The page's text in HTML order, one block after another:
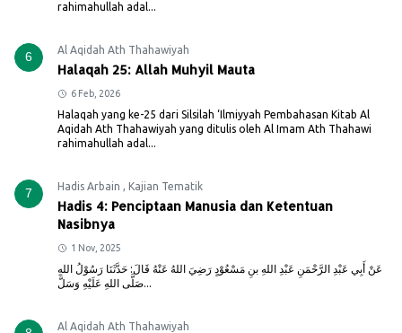
rahimahullah adal...
6 Al Aqidah Ath Thahawiyah
Halaqah 25: Allah Muhyil Mauta
6 Feb, 2026
Halaqah yang ke-25 dari Silsilah ‘Ilmiyyah Pembahasan Kitab Al
Aqidah Ath Thahawiyah yang ditulis oleh Al Imam Ath Thahawi
rahimahullah adal...
7 Hadis Arbain , Kajian Tematik
Hadis 4: Penciptaan Manusia dan Ketentuan
Nasibnya
1 Nov, 2025
عَنْ أَبِي عَبْدِ الرَّحْمَنِ عَبْدِ اللهِ بنِ مَسْعُوْدٍ رَضِيَ اللهُ عَنْهُ قَالَ: حَدَّثَنَا رَسُوْلُ اللهِ
صَلَّى اللهِ عَلَيْهِ وَسَلَّ...
Al Aqidah Ath Thahawiyah